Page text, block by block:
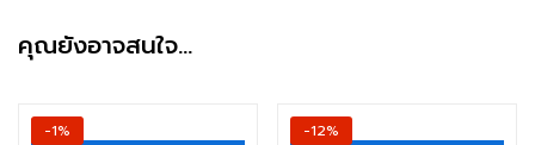
คุณยังอาจสนใจ…
-1% -12%